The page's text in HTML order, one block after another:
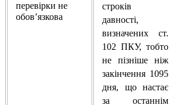
перевірки не
обов’язкова
строків
давності,
визначених ст.
102 ПКУ, тобто
не пізніше ніж
закінчення 1095
дня, що настає
за останнім